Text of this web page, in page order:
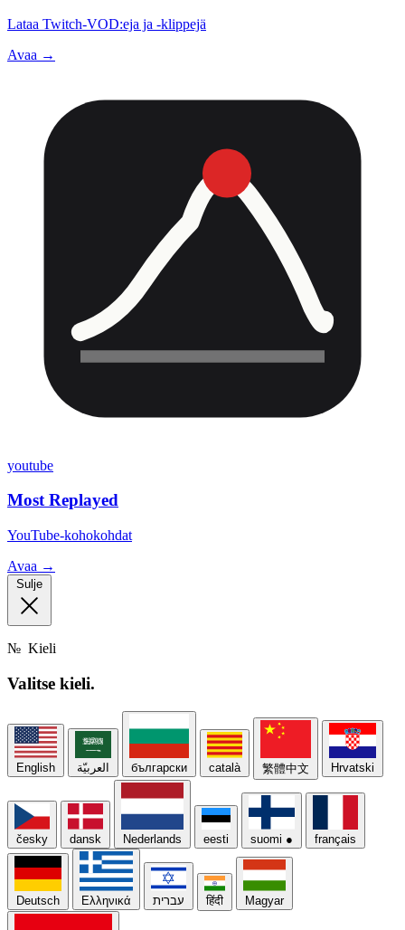
Lataa Twitch-VOD:eja ja -klippejä
Avaa →
youtube
Most Replayed
YouTube-kohokohdat
Avaa →
Sulje
№ Kieli
Valitse kieli.
English العربيّة български català 繁體中文 Hrvatski
česky dansk Nederlands eesti suomi ● français
Deutsch Ελληνικά עברית हिंदी Magyar